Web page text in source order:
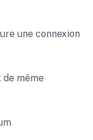
une connexion
même